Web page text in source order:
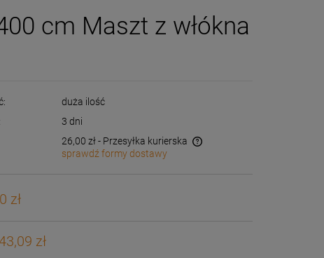
cm Maszt z włókna
duża ilość
3 dni
26,00 zł - Przesyłka kurierska
sprawdź formy dostawy
zł
zł